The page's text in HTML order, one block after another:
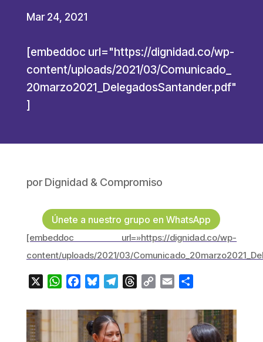
Mar 24, 2021
[embeddoc url="https://dignidad.co/wp-
content/uploads/2021/03/Comunicado_
20marzo2021_DelegadosSantander.pdf"
]
porDignidad & Compromiso
Únete a nuestro grupo en WhatsApp
[embeddoc url=»https://dignidad.co/wp-
content/uploads/2021/03/
WhatsApp
FacebookBlueskyTelegramThreads
Copy Email